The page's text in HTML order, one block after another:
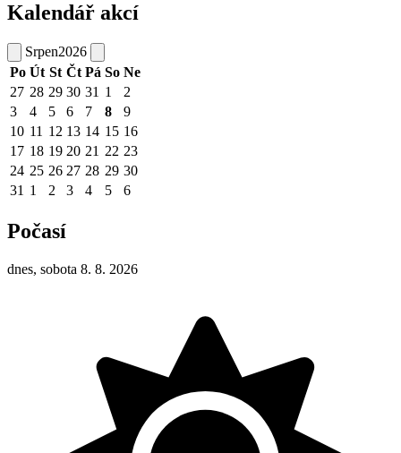
Kalendář akcí
Srpen2026
Po Út St Čt Pá So Ne
27 28 29 30 31 1
2
3
4 5 6 7 8
9
10 11 12 13 14 15 16
17 18 19 20 21 22 23
24 25 26 27 28 29 30
31 1 2 3 4 5 6
Počasí
dnes, sobota 8. 8. 2026